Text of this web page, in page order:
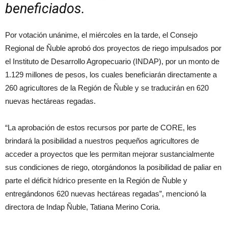
beneficiados.
Por votación unánime, el miércoles en la tarde, el Consejo
Regional de Ñuble aprobó dos proyectos de riego impulsados por
el Instituto de Desarrollo Agropecuario (INDAP), por un monto de
1.129 millones de pesos, los cuales beneficiarán directamente a
260 agricultores de la Región de Ñuble y se traducirán en 620
nuevas hectáreas regadas.
“La aprobación de estos recursos por parte de CORE, les
brindará la posibilidad a nuestros pequeños agricultores de
acceder a proyectos que les permitan mejorar sustancialmente
sus condiciones de riego, otorgándonos la posibilidad de paliar en
parte el déficit hídrico presente en la Región de Ñuble y
entregándonos 620 nuevas hectáreas regadas”, mencionó la
directora de Indap Ñuble, Tatiana Merino Coria.